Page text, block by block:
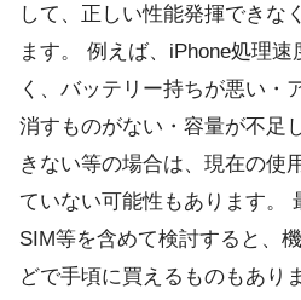
して、正しい性能発揮できな
ます。 例えば、iPhone処理
く、バッテリー持ちが悪い・
消すものがない・容量が不足
きない等の場合は、現在の使
ていない可能性もあります。
SIM等を含めて検討すると、
どで手頃に買えるものもあり